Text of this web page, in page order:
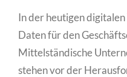
In der heutigen
Daten für den
Mittelständische
stehen vor der